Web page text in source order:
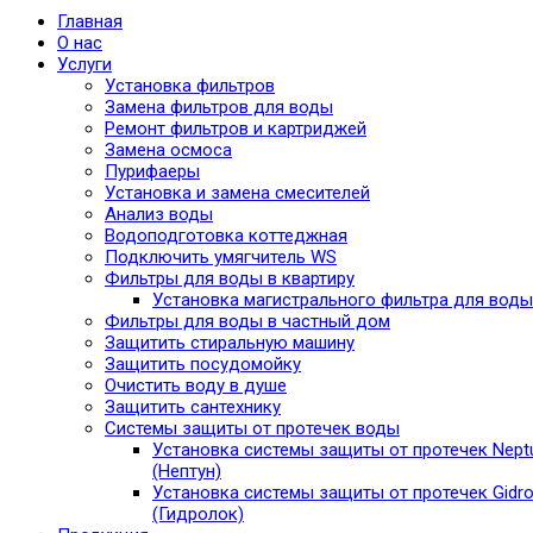
Главная
О нас
Услуги
Установка фильтров
Замена фильтров для воды
Ремонт фильтров и картриджей
Замена осмоса
Пурифаеры
Установка и замена смесителей
Анализ воды
Водоподготовка коттеджная
Подключить умягчитель WS
Фильтры для воды в квартиру
Установка магистрального фильтра для воды
Фильтры для воды в частный дом
Защитить стиральную машину
Защитить посудомойку
Очистить воду в душе
Защитить сантехнику
Системы защиты от протечек воды
Установка системы защиты от протечек
(Нептун)
Установка системы защиты от протечек
(Гидролок)